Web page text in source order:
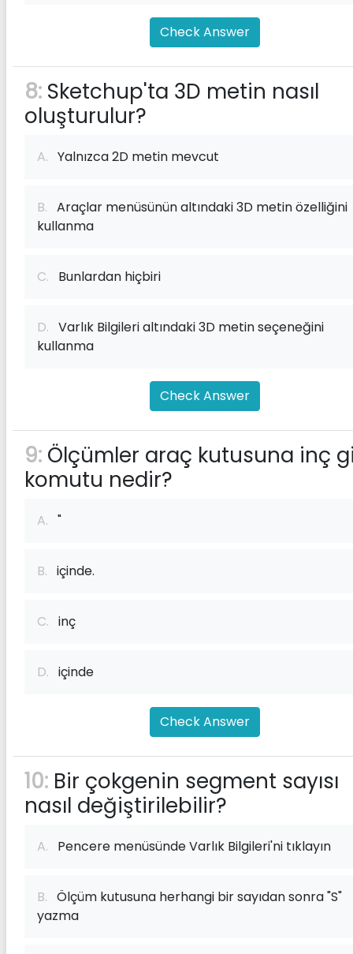
Check Answer
8: Sketchup'ta 3D metin nasıl
oluşturulur?
A. Yalnızca 2D metin mevcut
B. Araçlar menüsünün altındaki 3D metin özelliğini
kullanma
C. Bunlardan hiçbiri
D. Varlık Bilgileri altındaki 3D metin seçeneğini
kullanma
Check Answer
9: Ölçümler araç kutusuna inç
komutu nedir?
A. "
B. içinde.
C. inç
D. içinde
Check Answer
10: Bir çokgenin segment sayısı
nasıl değiştirilebilir?
A. Pencere menüsünde Varlık Bilgileri'ni tıklayın
B. Ölçüm kutusuna herhangi bir sayıdan sonra "S"
yazma